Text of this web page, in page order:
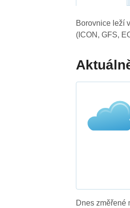
Borovnice leží
(ICON, GFS,
Dnes změřené